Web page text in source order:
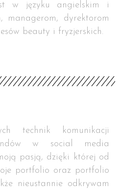
w języku angielskim i
managerom, dyrektorom
beauty i fryzjerskich.
technik komunikacji
w social media
pasją, dzięki której od
portfolio oraz portfolio
nieustannie odkrywam